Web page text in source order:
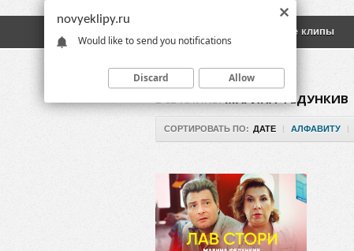
Русские клипы
ВСЕ КЛИПЫ МАРИНА ФЕДУНКИВ
СОРТИРОВАТЬ ПО: ДАТЕ | АЛФАВИТУ |
novyeklipy.ru
Would like to send you notifications
Discard Allow